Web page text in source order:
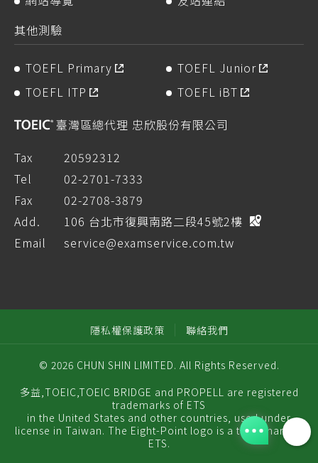
其他測驗
TOEFL Primary
TOEFL Junior
TOEFL ITP
TOEFL iBT
臺灣區總代理 忠欣股份有限公司
Tax
20592312
Tel
02-2701-7333
Fax
02-2708-3879
Add.
106 台北市復興南路二段45號2樓
Email
service@examservice.com.tw
隱私權保護政策 聯絡我們
© 2026 CHUN SHIN LIMITED. All Rights Reserved.
多益,TOEIC,TOEIC BRIDGE and PROPELL are registered
trademarks of ETS
in the United States and other countries, used under
license in Taiwan. The Eight-Point logo is a trademark of
ETS.